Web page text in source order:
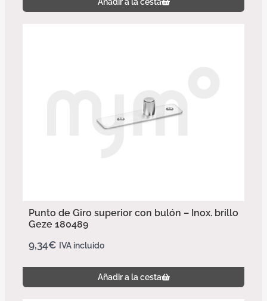
Punto de Giro superior con bulón – Inox. brillo
Geze 180489
9,34€ IVA incluido
Añadir a la cesta